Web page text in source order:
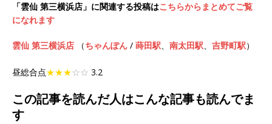
「雲仙 第三横浜店」に関連する投稿はこちらからまとめてご覧
になれます
雲仙 第三横浜店 （ちゃんぽん / 蒔田駅、 南太田駅、 吉野町駅）
昼総合点★★★☆☆ 3.2
この記事を読んだ人はこんな記事も読んでま
す